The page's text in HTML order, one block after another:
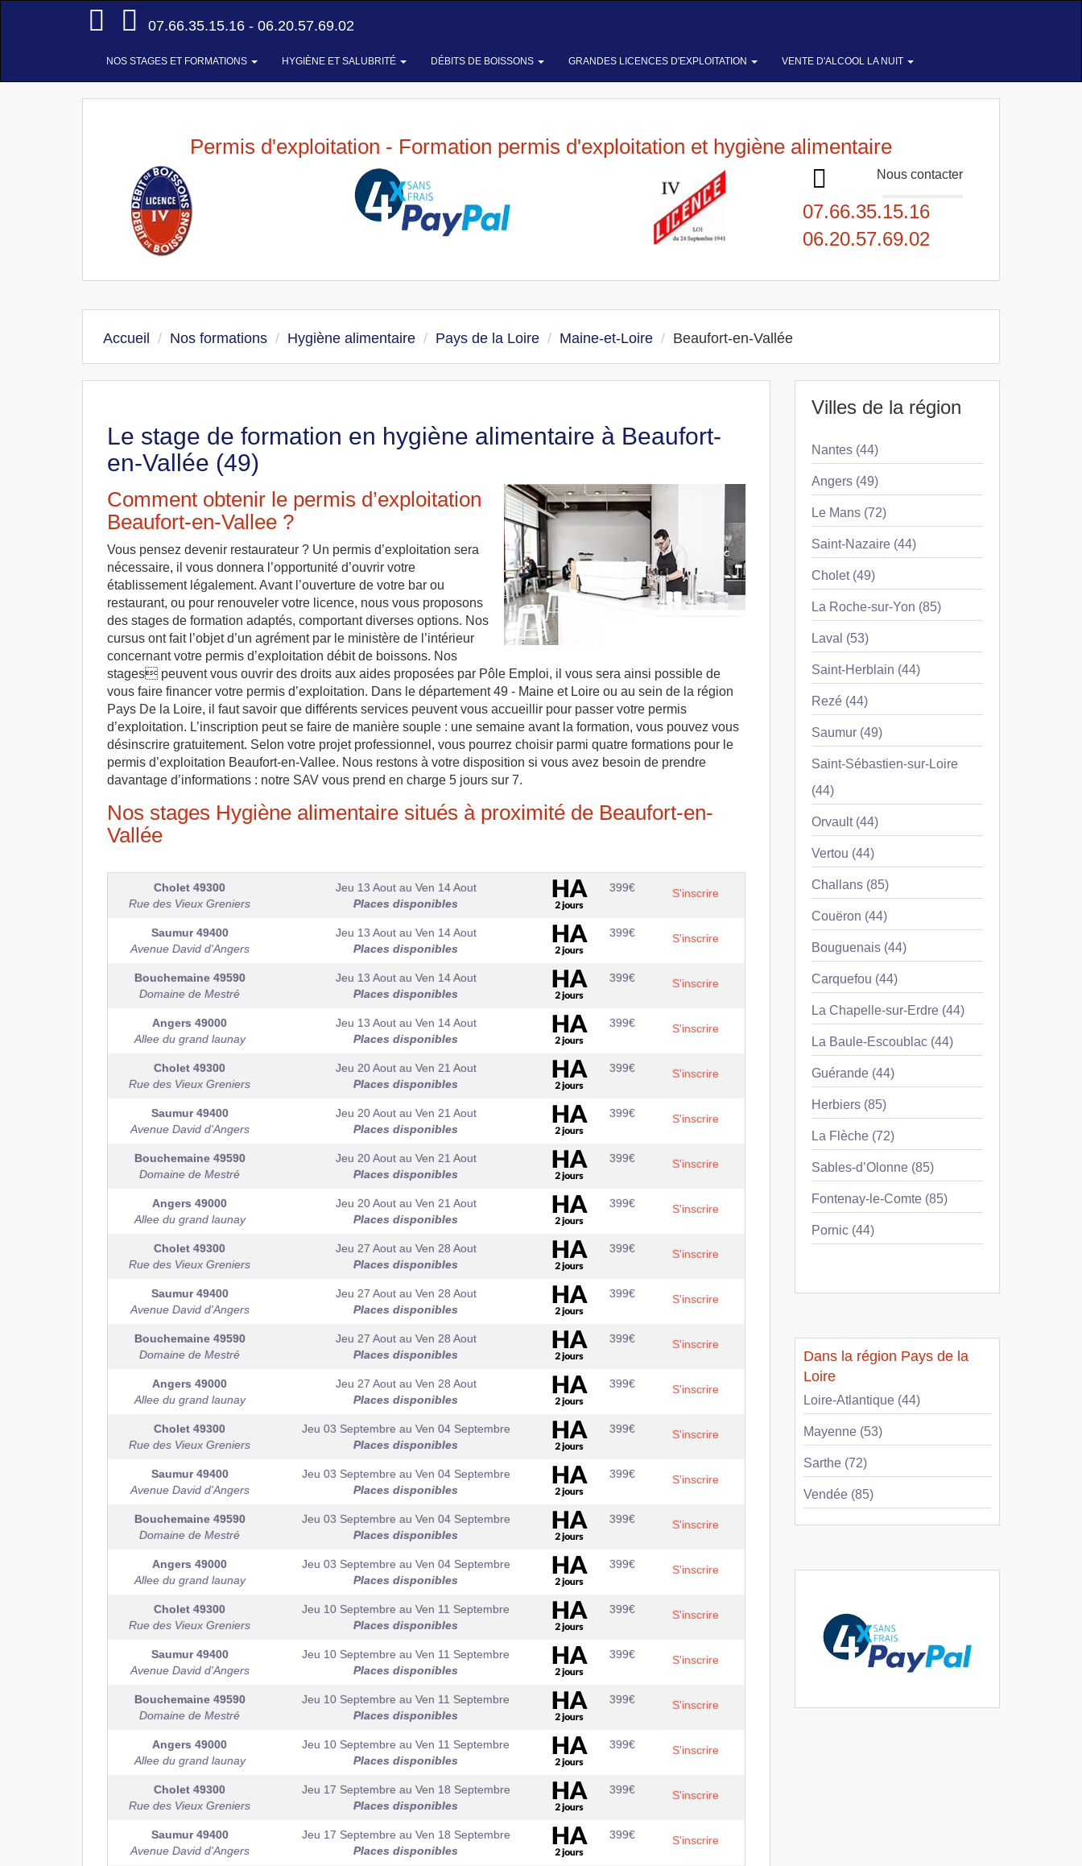
Accueil
07.66.35.15.16 - 06.20.57.69.02
NOS STAGES ET FORMATIONS HYGIÈNE ET SALUBRITÉ DÉBITS DE BOISSONS GRANDES LICENCES D'EXPLOITATION VENTE D'ALCOOL LA NUIT
Permis d'exploitation - Formation permis d'exploitation et hygiène alimentaire
Nous contacter
07.66.35.15.16
06.20.57.69.02
Accueil Nos formations Hygiène alimentaire Pays de la Loire Maine-et-Loire Beaufort-en-Vallée
Le stage de formation en hygiène alimentaire à Beaufort-
en-Vallée (49)
Comment obtenir le permis d’exploitation
Beaufort-en-Vallee ?
Vous pensez devenir restaurateur ? Un permis d’exploitation sera
nécessaire, il vous donnera l’opportunité d’ouvrir votre
établissement légalement. Avant l’ouverture de votre bar ou
restaurant, ou pour renouveler votre licence, nous vous proposons
des stages de formation adaptés, comportant diverses options. Nos
cursus ont fait l’objet d’un agrément par le ministère de l’intérieur
concernant votre permis d’exploitation débit de boissons. Nos
stages peuvent vous ouvrir des droits aux aides proposées par Pôle Emploi, il vous sera ainsi possible de
vous faire financer votre permis d’exploitation. Dans le département 49 - Maine et Loire ou au sein de la région
Pays De la Loire, il faut savoir que différents services peuvent vous accueillir pour passer votre permis
d’exploitation. L’inscription peut se faire de manière souple : une semaine avant la formation, vous pouvez vous
désinscrire gratuitement. Selon votre projet professionnel, vous pourrez choisir parmi quatre formations pour le
permis d’exploitation Beaufort-en-Vallee. Nous restons à votre disposition si vous avez besoin de prendre
davantage d’informations : notre SAV vous prend en charge 5 jours sur 7.
Nos stages Hygiène alimentaire situés à proximité de Beaufort-en-
Vallée
Cholet 49300
Rue des Vieux Greniers
Jeu 13 Aout au Ven 14 Aout
Places disponibles
399€ S'inscrire
Saumur49400
Avenue David d'Angers
Jeu 13 Aout au Ven 14 Aout
Places disponibles
399€ S'inscrire
Bouchemaine 49590
Domaine de Mestré
Jeu 13 Aout au Ven 14 Aout
Places disponibles
399€ S'inscrire
Angers 49000
Allee du grand launay
Jeu 13 Aout au Ven 14 Aout
Places disponibles
399€ S'inscrire
Cholet 49300
Rue des Vieux Greniers
Jeu 20 Aout au Ven 21 Aout
Places disponibles
399€ S'inscrire
Saumur49400
Avenue David d'Angers
Jeu 20 Aout au Ven 21 Aout
Places disponibles
399€ S'inscrire
Bouchemaine 49590
Domaine de Mestré
Jeu 20 Aout au Ven 21 Aout
Places disponibles
399€ S'inscrire
Angers 49000
Allee du grand launay
Jeu 20 Aout au Ven 21 Aout
Places disponibles
399€ S'inscrire
Cholet 49300
Rue des Vieux Greniers
Jeu 27 Aout au Ven 28 Aout
Places disponibles
399€ S'inscrire
Saumur49400
Avenue David d'Angers
Jeu 27 Aout au Ven 28 Aout
Places disponibles
399€ S'inscrire
Bouchemaine 49590
Domaine de Mestré
Jeu 27 Aout au Ven 28 Aout
Places disponibles
399€ S'inscrire
Angers 49000
Allee du grand launay
Jeu 27 Aout au Ven 28 Aout
Places disponibles
399€ S'inscrire
Cholet 49300
Rue des Vieux Greniers
Jeu 03 Septembre au Ven 04 Septembre
Places disponibles
399€ S'inscrire
Saumur49400
Avenue David d'Angers
Jeu 03 Septembre au Ven 04 Septembre
Places disponibles
399€ S'inscrire
Bouchemaine 49590
Domaine de Mestré
Jeu 03 Septembre au Ven 04 Septembre
Places disponibles
399€ S'inscrire
Angers 49000
Allee du grand launay
Jeu 03 Septembre au Ven 04 Septembre
Places disponibles
399€ S'inscrire
Cholet 49300
Rue des Vieux Greniers
Jeu 10 Septembre au Ven 11 Septembre
Places disponibles
399€ S'inscrire
Saumur49400
Avenue David d'Angers
Jeu 10 Septembre au Ven 11 Septembre
Places disponibles
399€ S'inscrire
Bouchemaine 49590
Domaine de Mestré
Jeu 10 Septembre au Ven 11 Septembre
Places disponibles
399€ S'inscrire
Angers 49000
Allee du grand launay
Jeu 10 Septembre au Ven 11 Septembre
Places disponibles
399€ S'inscrire
Cholet 49300
Rue des Vieux Greniers
Jeu 17 Septembre au Ven 18 Septembre
Places disponibles
399€ S'inscrire
Saumur49400
Avenue David d'Angers
Jeu 17 Septembre au Ven 18 Septembre
Places disponibles
399€ S'inscrire
Villes de la région
Nantes (44)
Angers (49)
Le Mans (72)
Saint-Nazaire (44)
Cholet (49)
La Roche-sur-Yon (85)
Laval (53)
Saint-Herblain (44)
Rezé (44)
Saumur (49)
Saint-Sébastien-sur-Loire
(44)
Orvault (44)
Vertou (44)
Challans (85)
Couëron (44)
Bouguenais (44)
Carquefou (44)
La Chapelle-sur-Erdre (44)
La Baule-Escoublac (44)
Guérande (44)
Herbiers (85)
La Flèche (72)
Sables-d’Olonne (85)
Fontenay-le-Comte (85)
Pornic (44)
Dans la région Pays de la
Loire
Loire-Atlantique (44)
Mayenne (53)
Sarthe (72)
Vendée (85)